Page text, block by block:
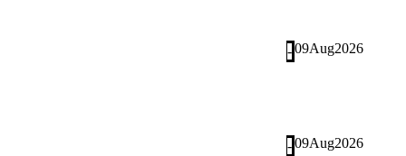
- 09Aug2026
- 09Aug2026